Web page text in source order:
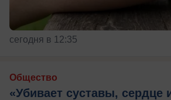
сегодня в 12:35
Общество
«Убивает суставы, сердце